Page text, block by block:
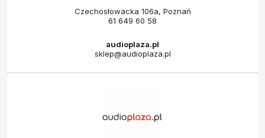
Czechosłowacka 106a, Poznań
61 649 60 58
audioplaza.pl
sklep@audioplaza.pl